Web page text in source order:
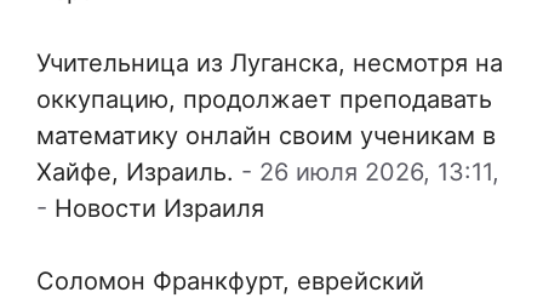
Учительница из Луганска, несмотря на
оккупацию, продолжает преподавать
математику онлайн своим ученикам в
Хайфе, Израиль. - 26 июля 2026, 13:11,
- Новости Израиля
Соломон Франкфурт, еврейский